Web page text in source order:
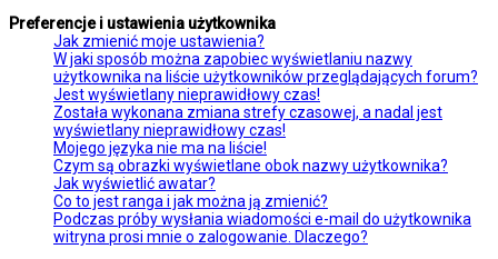
Preferencje i ustawienia użytkownika
Jak zmienić moje ustawienia?
W jaki sposób można zapobiec wyświetlaniu nazwy
użytkownika na liście użytkowników przeglądających forum?
Jest wyświetlany nieprawidłowy czas!
Została wykonana zmiana strefy czasowej, a nadal jest
wyświetlany nieprawidłowy czas!
Mojego języka nie ma na liście!
Czym są obrazki wyświetlane obok nazwy użytkownika?
Jak wyświetlić awatar?
Co to jest ranga i jak można ją zmienić?
Podczas próby wysłania wiadomości e-mail do użytkownika
witryna prosi mnie o zalogowanie. Dlaczego?